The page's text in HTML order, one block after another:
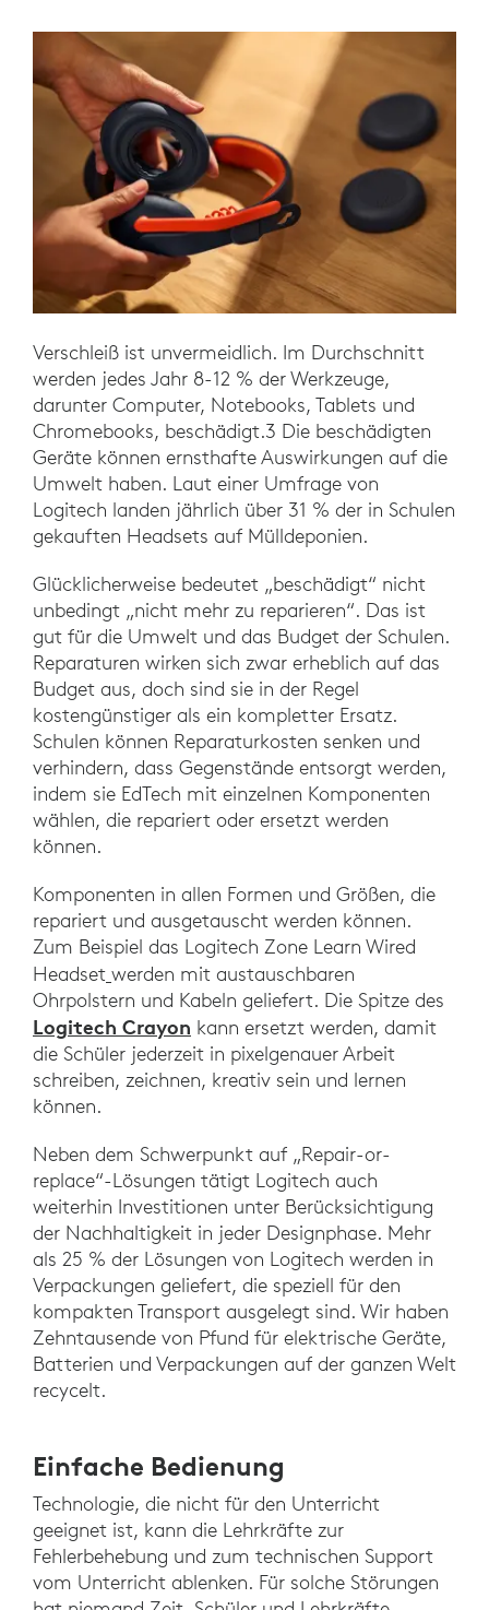
Verschleiß ist unvermeidlich. Im Durchschnitt
werden jedes Jahr 8-12 % der Werkzeuge,
darunter Computer, Notebooks, Tablets und
Chromebooks, beschädigt.3 Die beschädigten
Geräte können ernsthafte Auswirkungen auf die
Umwelt haben. Laut einer Umfrage von
Logitech landen jährlich über 31 % der in Schulen
gekauften Headsets auf Mülldeponien.
Glücklicherweise bedeutet „beschädigt“ nicht
unbedingt „nicht mehr zu reparieren“. Das ist
gut für die Umwelt und das Budget der Schulen.
Reparaturen wirken sich zwar erheblich auf das
Budget aus, doch sind sie in der Regel
kostengünstiger als ein kompletter Ersatz.
Schulen können Reparaturkosten senken und
verhindern, dass Gegenstände entsorgt werden,
indem sie EdTech mit einzelnen Komponenten
wählen, die repariert oder ersetzt werden
können.
Komponenten in allen Formen und Größen, die
repariert und ausgetauscht werden können.
Zum Beispiel das Logitech Zone Learn Wired
Headset werden mit austauschbaren
Ohrpolstern und Kabeln geliefert. Die Spitze des
Logitech Crayon kann ersetzt werden, damit
die Schüler jederzeit in pixelgenauer Arbeit
schreiben, zeichnen, kreativ sein und lernen
können.
Neben dem Schwerpunkt auf „Repair-or-
replace“-Lösungen tätigt Logitech auch
weiterhin Investitionen unter Berücksichtigung
der Nachhaltigkeit in jeder Designphase. Mehr
als 25 % der Lösungen von Logitech werden in
Verpackungen geliefert, die speziell für den
kompakten Transport ausgelegt sind. Wir haben
Zehntausende von Pfund für elektrische Geräte,
Batterien und Verpackungen auf der ganzen Welt
recycelt.
Einfache Bedienung
Technologie, die nicht für den Unterricht
geeignet ist, kann die Lehrkräfte zur
Fehlerbehebung und zum technischen Support
vom Unterricht ablenken. Für solche Störungen